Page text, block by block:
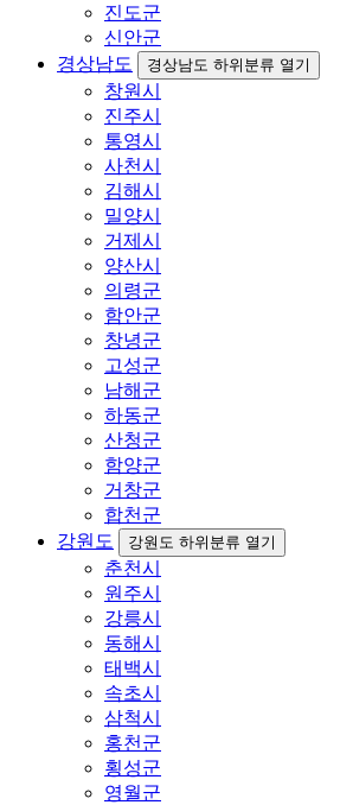
진도군
신안군
경상남도
경상남도 하위분류 열기
창원시
진주시
통영시
사천시
김해시
밀양시
거제시
양산시
의령군
함안군
창녕군
고성군
남해군
하동군
산청군
함양군
거창군
합천군
강원도
강원도 하위분류 열기
춘천시
원주시
강릉시
동해시
태백시
속초시
삼척시
홍천군
횡성군
영월군